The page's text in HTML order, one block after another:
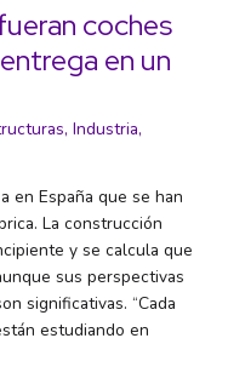
coches
en un
, Industria,
en España que se han
La construcción
y se calcula que
sus perspectivas
significativas. “Cada
estudiando en